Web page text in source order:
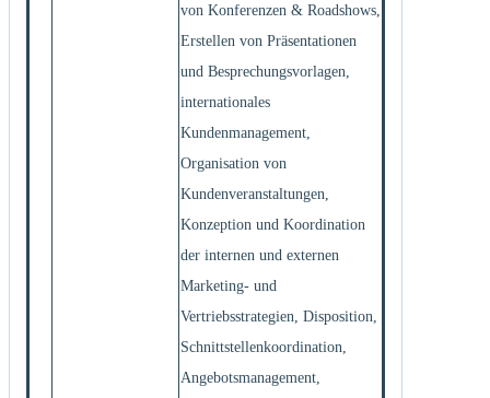
von Konferenzen & Roadshows,
Erstellen von Präsentationen
und Besprechungsvorlagen,
internationales
Kundenmanagement,
Organisation von
Kundenveranstaltungen,
Konzeption und Koordination
der internen und externen
Marketing- und
Vertriebsstrategien, Disposition,
Schnittstellenkoordination,
Angebotsmanagement,